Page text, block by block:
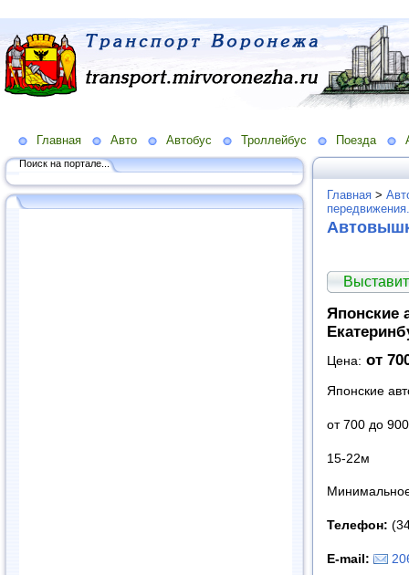
Главная Авто Автобус Троллейбус Поезда
Поиск на портале...
Главная >
Японские
Цена: от
Японские
от 700 до
15-22м
Телефон:
E-mail: